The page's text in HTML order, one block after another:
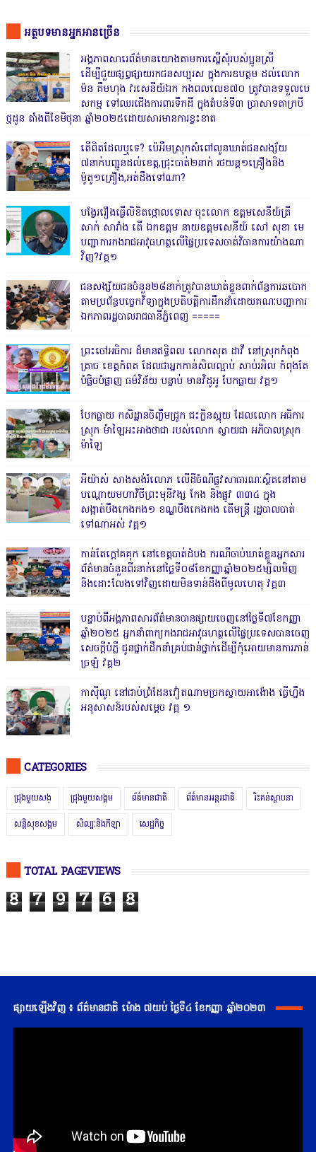
អត្ថបទមានអ្នកអានច្រើន
អង្គភាពសារេព័ត៌មានយោងតាមការស្នើសុំរបស់ប្អូនស្រី
ដើម្បីជួយផ្សព្វផ្សាយរកជនសប្បុរស ក្នុងការឧបត្ថម ដល់លោក
ម៉ន គឹមហុង វរសេនីយ៍ឯក កងពលលេខ៧០ ត្រូវបានទទួលបេ
សកម្ម ទៅឈរជើងការពារទឹកដី ក្នុងតំបន់ទី៣ ប្រាសាទតាក្របី
ថ្មដូន តាំងពីខែមិថុនា ឆ្នាំ២០២៥ដោយសារមានការខ្វះខាត
តើពិតដែលឬទេ? ប៉េអឹមស្រុកសំពៅលូនឃាត់ជនសង្ស័យ
៧នាក់បញ្ជូនដល់ខេត្ត,ជ្រុះបាត់២នាក់ រថយន្ត១គ្រឿងនិង
ម៉ូតូ១គ្រឿង,អត់ដឹងទៅណា?
បង្វែររឿងធ្វើលិខិតថ្កោលទោស ចុះលោក ឧត្តមសេនីយ៍ត្រី
សាក់ សារាំង តើ ឯកឧត្តម នាយឧត្តមសេនីយ៍ សៅ សុខា មេ
បញ្ជាការកងរាជអាវុធហត្ថលើផ្ទៃប្រទេសចាត់វិធានការយ៉ាងណា
វិញ?វគ្គ១
ជនសង្ស័យជនចំនួន២៨នាក់ត្រូវបានឃាត់ខ្លួនពាក់ព័ន្ធការឆបោក
តាមប្រព័ន្ធបច្ចេកវិទ្យាក្នុងប្រតិបត្តិការដឹកនាំដោយគណៈបញ្ជាការ
ឯកភាពរដ្ឋបាលរាជធានីភ្នំពេញ ‎=====
ព្រះចៅអធិការ ដ៏មានឥទ្ធិពល លោកសុត ដាវី នៅស្រុកកំពុង
ត្រាច ខេត្តកំពត ដែលជាអ្នកកាន់សិលល្អាប់ សាប់រអិល កំពុងតែ
បំផ្លិចបំផ្លាញ ធម៌វិន័យ បន្ទាប់ មានវិដូអូ បែកធ្លាយ វគ្គ១
បែកធ្លាយ កសិដ្ឋានចិញ្ចឹមជ្រូក ជះក្លិនស្អុយ ដែលលោក អធិការ
ស្រុក ម៉ាឡៃអះអាងថាជា របស់លោក ស្វាយជា អភិបាលស្រុក
ម៉ាឡៃ
អីយ៉ាស់ សាងសង់រំលោភ លើដីចំណីផ្លូវសាធារណៈស្ថិតនៅតាម
បណ្ដោយមហាវិថីព្រះមុនីវង្ស កែង និងផ្លូវ ៣៣៤ ក្នុង
សង្កាត់បឹងកេងកង១ ខណ្ឌបឹងកេងកង តើមន្ត្រី រដ្ឋបាលបាត់
ទៅណាអស់ វគ្គ១
កាន់តែក្តៅគគុក នៅខេត្តបាត់ដំបង ករណីចាប់ឃាត់ខ្លួនអ្នកសារ
ព័ត៌មានចំនួនពីរនាក់នៅថ្ងៃទី០៨ខែកញ្ញាឆ្នាំ២០២៥ម្សិលមិញ
និងដោះលែងទៅវិញដោយមិនទាន់ដឹងពីមូលហេតុ វគ្គ៣
បន្ទាប់ពីអង្គភាពសារព័ត៌មានបានផ្សាយចេញនៅថ្ងៃទី៧ខែកញ្ញា
ឆ្នាំ២០២៥ អ្នកនាំពាក្យកងរាជអាវុធហត្ថលើផ្ទៃប្រទេសបានចេញ
សេចក្តីបំភ្លឺ ជូនថ្នាក់ដឹកនាំគ្រប់ជាន់ថ្នាក់ដើម្បីកុំអោយមានការភាន់
ច្រឡំ វគ្គ២
កាសុីណូ នៅជាប់ព្រំដែនវៀតណាមច្រកស្វាយអាង៉ោង ធ្វើហ្នឹង
អនុសាសន៍របស់សម្ដេច វគ្គ ១
CATEGORIES
ជ្រុងមួយសង្ ជ្រុងមួយសង្គម ព័ត៌មានជាតិ ព័ត៌មានអន្តរជាតិ រិះគន់ស្ថាបនា
សន្តិសុខសង្គម សិល្បៈនិងកីឡា សេដ្ឋកិច្ច
TOTAL PAGEVIEWS
8 7 9 7 6 8
ផ្សាយឡើងវិញ ៖ ព័ត៌មានជាតិ ម៉ោង ៧យប់ ថ្ងៃទី៤ ខែកញ្ញា ឆ្នាំ២០២៣